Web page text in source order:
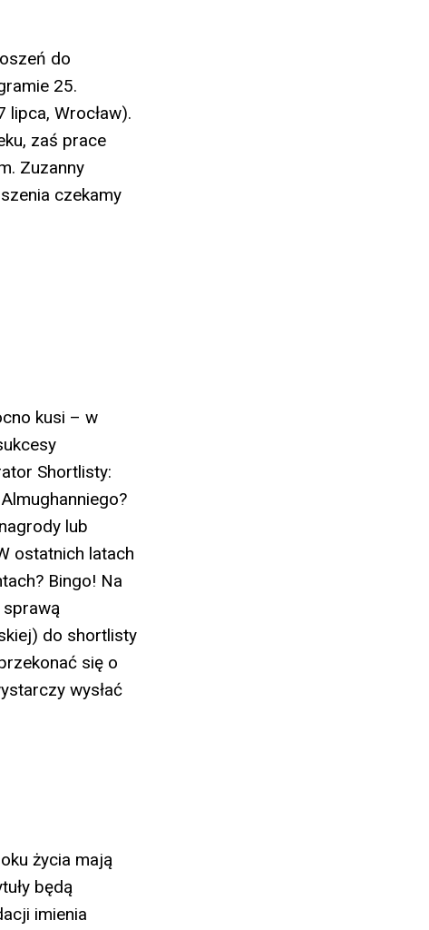
do
25.
Wrocław).
zaś prace
Zuzanny
czekamy
kusi – w
Shortlisty:
lub
ostatnich latach
Bingo! Na
sprawą
do shortlisty
się o
wysłać
życia mają
będą
imienia